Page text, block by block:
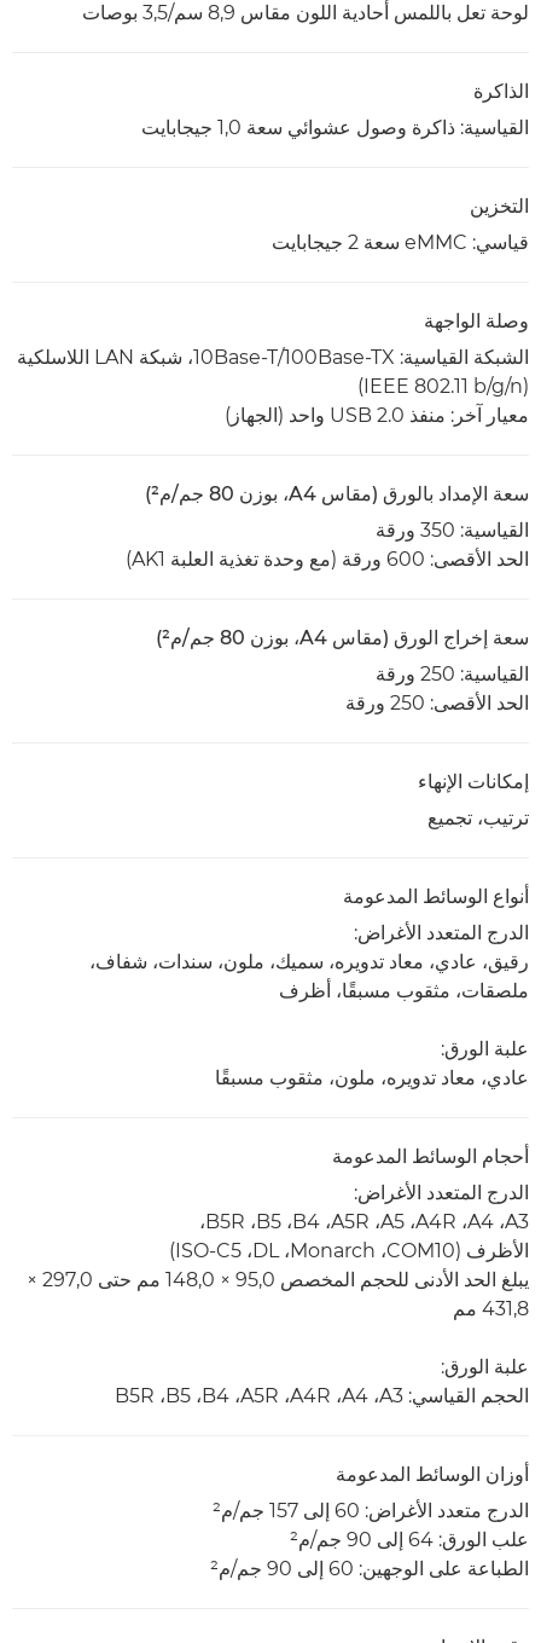
لوحة تعل باللمس أحادية اللون مقاس 8,9 سم/3,5 بوصات
الذاكرة
القياسية: ذاكرة وصول عشوائي سعة 1,0 جيجابايت
التخزين
قياسي: eMMC سعة 2 جيجابايت
وصلة الواجهة
الشبكة القياسية: 100Base-TX‏/10Base-T، شبكة LAN اللاسلكية
(IEEE 802.11 b/g/n)
معيار آخر: منفذ USB 2.0 واحد (الجهاز)
سعة الإمداد بالورق (مقاس A4، بوزن 80 جم/م²)
القياسية: 350 ورقة
الحد الأقصى: 600 ورقة (مع وحدة تغذية العلبة AK1)
سعة إخراج الورق (مقاس A4، بوزن 80 جم/م²)
القياسية: 250 ورقة
الحد الأقصى: 250 ورقة
إمكانات الإنهاء
ترتيب، تجميع
أنواع الوسائط المدعومة
الدرج المتعدد الأغراض:
رقيق، عادي، معاد تدويره، سميك، ملون، سندات، شفاف،
ملصقات، مثقوب مسبقًا، أظرف
علبة الورق:
عادي، معاد تدويره، ملون، مثقوب مسبقًا
أحجام الوسائط المدعومة
الدرج المتعدد الأغراض:
A3،‏ A4‏، A4R‏، A5‏، A5R‏، B4‏، B5‏، B5R،
الأظرف (COM10، ‏Monarch،‏ DL،‏ ISO-C5)
يبلغ الحد الأدنى للحجم المخصص 95,0 × 148,0 مم حتى 297,0 ×
431,8 مم
علبة الورق:
الحجم القياسي: A3‏، A4‏، A4R‏، A5R‏، B4‏، B5،‏ B5R
أوزان الوسائط المدعومة
الدرج متعدد الأغراض: 60 إلى 157 جم/م²
علب الورق: 64 إلى 90 جم/م²
الطباعة على الوجهين: 60 إلى 90 جم/م²